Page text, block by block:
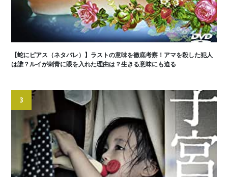
【蛇にピアス（ネタバレ）】ラストの意味を徹底考察！アマを殺した犯人
は誰？ルイが刺青に眼を入れた理由は？生きる意味にも迫る
3